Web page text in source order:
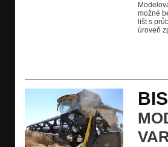
možné
lišt s
úroveň